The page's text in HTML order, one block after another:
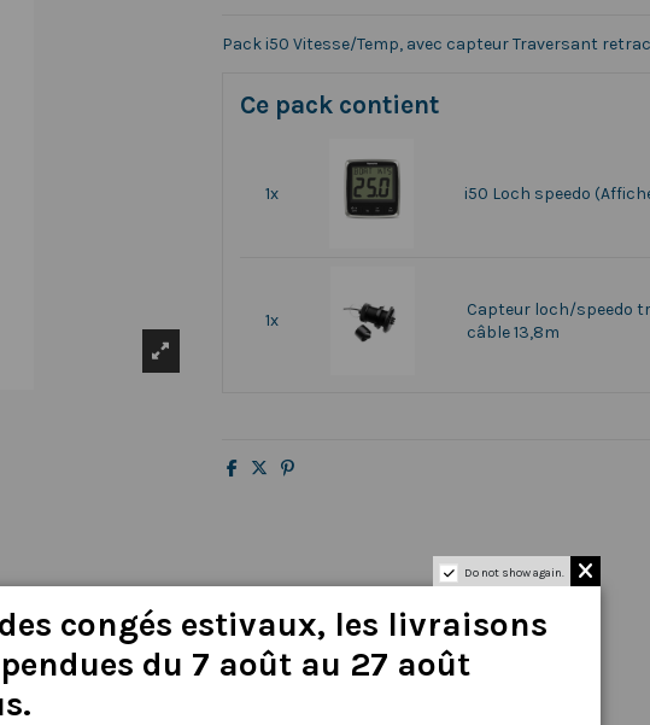
Pack i50 Vitesse/Temp, avec capteur Traversant
Ce pack contient
1x i50 Loch speedo
1x
Capteur loch/speedo
câble 13,8m
Do not show again.
des congés estivaux, les livraisons
du 7 août au 27 août
.